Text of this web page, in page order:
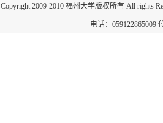
Copyright 2009-2010 福州大学版权所有 All rights
电话：059122865009